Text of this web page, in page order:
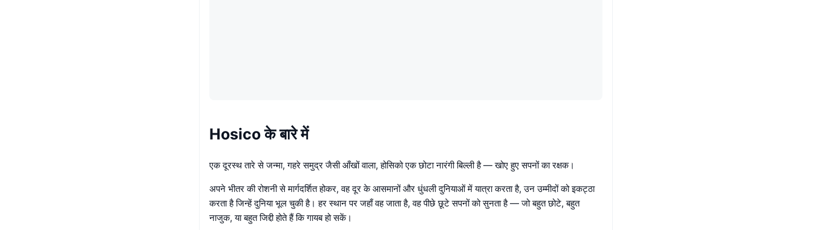
Hosico के बारे में
एक दूरस्थ तारे से जन्मा, गहरे समुद्र जैसी आँखों वाला, होसिको एक छोटा नारंगी बिल्ली है — खोए हुए सपनों का रक्षक।
अपने भीतर की रोशनी से मार्गदर्शित होकर, वह दूर के आसमानों और धुंधली दुनियाओं में यात्रा करता है, उन उम्मीदों को इकट्ठा
करता है जिन्हें दुनिया भूल चुकी है। हर स्थान पर जहाँ वह जाता है, वह पीछे छूटे सपनों को सुनता है — जो बहुत छोटे, बहुत
नाजुक, या बहुत जिद्दी होते हैं कि गायब हो सकें।